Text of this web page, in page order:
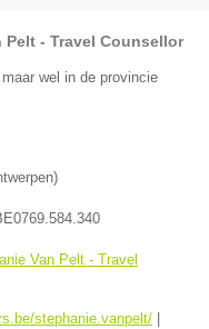
Pelt - Travel Counsellor
wel in de provincie
)
Van Pelt - Travel
stephanie.vanpelt/